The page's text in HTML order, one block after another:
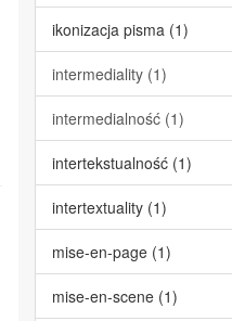
ikonizacja pisma (1)
intermediality (1)
intermedialność (1)
intertekstualność (1)
intertextuality (1)
mise-en-page (1)
mise-en-scene (1)